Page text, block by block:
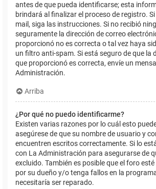
antes de que pueda identificarse; esta
brindará al finalizar el proceso de registro. Si
mail, siga las instrucciones. Si no recibió
seguramente la dirección de correo
proporcionó no es correcta o tal vez haya
un filtro anti-spam. Si está seguro de que la
que proporcionó es correcta, envíe un
Administración.
Arriba
¿Por qué no puedo identificarme?
Existen varias razones por lo cuál esto
asegúrese de que su nombre de usuario y
encuentren escritos correctamente. Si lo
con La Administración para asegurarse de
excluido. También es posible que el foro
por su dueño y/o tenga fallos en la
necesitaría ser reparado.